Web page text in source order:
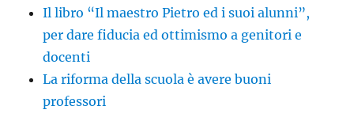
Il libro “Il maestro Pietro ed i suoi alunni”,
per dare fiducia ed ottimismo a genitori e
docenti
La riforma della scuola è avere buoni
professori